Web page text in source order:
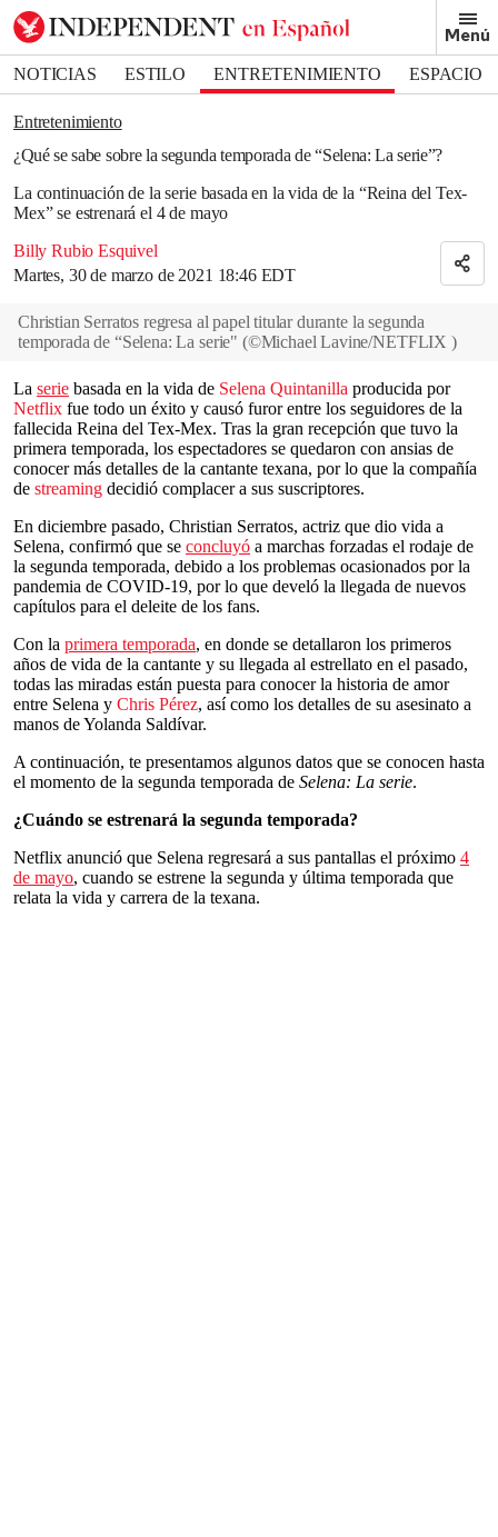
Menú
NOTICIAS ESTILO ENTRETENIMIENTO
ESPACIO
DEPORTES
Entretenimiento
¿Qué se sabe sobre la segunda temporada de “Selena: La serie”?
La continuación de la serie basada en la vida de la “Reina del Tex-
Mex” se estrenará el 4 de mayo
Billy Rubio Esquivel
Martes, 30 de marzo de 2021 18:46 EDT
Bookmark popover
Removed from bookmarks
Close popover
Christian Serratos regresa al papel titular durante la segunda
temporada de “Selena: La serie" (©Michael Lavine/NETFLIX )
La serie basada en la vida de Selena Quintanilla producida por
Netflix fue todo un éxito y causó furor entre los seguidores de la
fallecida Reina del Tex-Mex. Tras la gran recepción que tuvo la
primera temporada, los espectadores se quedaron con ansias de
conocer más detalles de la cantante texana, por lo que la compañía
de streaming decidió complacer a sus suscriptores.
En diciembre pasado, Christian Serratos, actriz que dio vida a
Selena, confirmó que se concluyó a marchas forzadas el rodaje de
la segunda temporada, debido a los problemas ocasionados por la
pandemia de COVID-19, por lo que develó la llegada de nuevos
capítulos para el deleite de los fans.
Con la primera temporada, en donde se detallaron los primeros
años de vida de la cantante y su llegada al estrellato en el pasado,
todas las miradas están puesta para conocer la historia de amor
entre Selena y Chris Pérez, así como los detalles de su asesinato a
manos de Yolanda Saldívar.
A continuación, te presentamos algunos datos que se conocen hasta
el momento de la segunda temporada de Selena: La serie.
¿Cuándo se estrenará la segunda temporada?
Netflix anunció que Selena regresará a sus pantallas el próximo 4
de mayo, cuando se estrene la segunda y última temporada que
relata la vida y carrera de la texana.